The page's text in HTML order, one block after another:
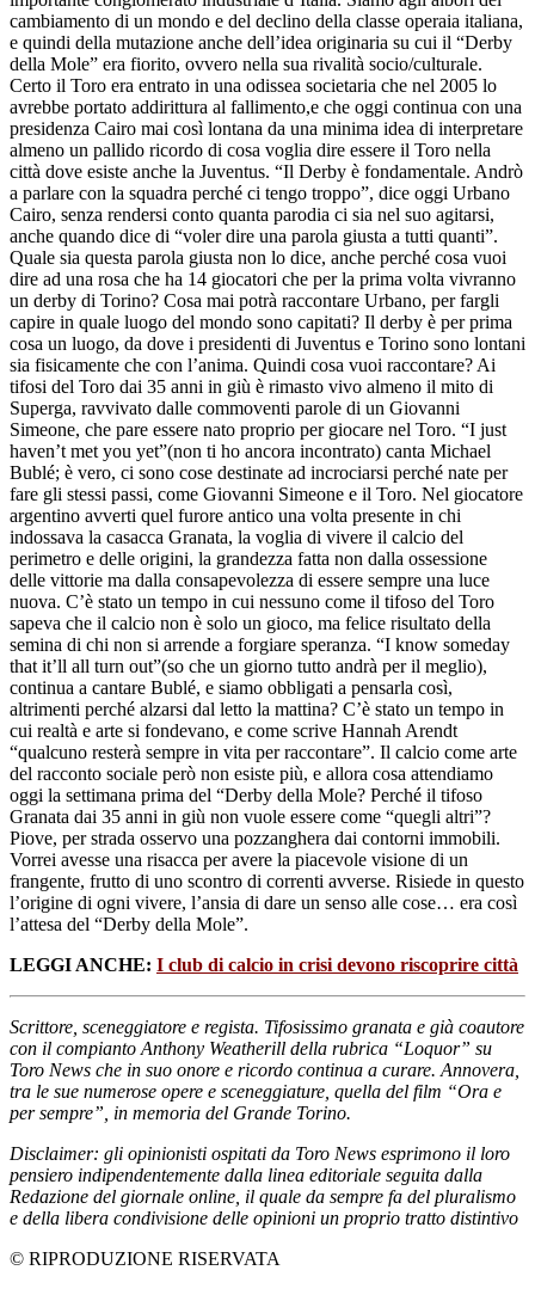
cambiamento di un mondo e del declino della classe operaia italiana,
e quindi della mutazione anche dell’idea originaria su cui il “Derby
della Mole” era fiorito, ovvero nella sua rivalità socio/culturale.
Certo il Toro era entrato in una odissea societaria che nel 2005 lo
avrebbe portato addirittura al fallimento,e che oggi continua con una
presidenza Cairo mai così lontana da una minima idea di interpretare
almeno un pallido ricordo di cosa voglia dire essere il Toro nella
città dove esiste anche la Juventus. “Il Derby è fondamentale. Andrò
a parlare con la squadra perché ci tengo troppo”, dice oggi Urbano
Cairo, senza rendersi conto quanta parodia ci sia nel suo agitarsi,
anche quando dice di “voler dire una parola giusta a tutti quanti”.
Quale sia questa parola giusta non lo dice, anche perché cosa vuoi
dire ad una rosa che ha 14 giocatori che per la prima volta vivranno
un derby di Torino? Cosa mai potrà raccontare Urbano, per fargli
capire in quale luogo del mondo sono capitati? Il derby è per prima
cosa un luogo, da dove i presidenti di Juventus e Torino sono lontani
sia fisicamente che con l’anima. Quindi cosa vuoi raccontare? Ai
tifosi del Toro dai 35 anni in giù è rimasto vivo almeno il mito di
Superga, ravvivato dalle commoventi parole di un Giovanni
Simeone, che pare essere nato proprio per giocare nel Toro. “I just
haven’t met you yet”(non ti ho ancora incontrato) canta Michael
Bublé; è vero, ci sono cose destinate ad incrociarsi perché nate per
fare gli stessi passi, come Giovanni Simeone e il Toro. Nel giocatore
argentino avverti quel furore antico una volta presente in chi
indossava la casacca Granata, la voglia di vivere il calcio del
perimetro e delle origini, la grandezza fatta non dalla ossessione
delle vittorie ma dalla consapevolezza di essere sempre una luce
nuova. C’è stato un tempo in cui nessuno come il tifoso del Toro
sapeva che il calcio non è solo un gioco, ma felice risultato della
semina di chi non si arrende a forgiare speranza. “I know someday
that it’ll all turn out”(so che un giorno tutto andrà per il meglio),
continua a cantare Bublé, e siamo obbligati a pensarla così,
altrimenti perché alzarsi dal letto la mattina? C’è stato un tempo in
cui realtà e arte si fondevano, e come scrive Hannah Arendt
“qualcuno resterà sempre in vita per raccontare”. Il calcio come arte
del racconto sociale però non esiste più, e allora cosa attendiamo
oggi la settimana prima del “Derby della Mole? Perché il tifoso
Granata dai 35 anni in giù non vuole essere come “quegli altri”?
Piove, per strada osservo una pozzanghera dai contorni immobili.
Vorrei avesse una risacca per avere la piacevole visione di un
frangente, frutto di uno scontro di correnti avverse. Risiede in questo
l’origine di ogni vivere, l’ansia di dare un senso alle cose… era così
l’attesa del “Derby della Mole”.
LEGGI ANCHE: I club di calcio in crisi devono riscoprire città
Scrittore, sceneggiatore e regista. Tifosissimo granata e già coautore
con il compianto Anthony Weatherill della rubrica “Loquor” su
Toro News che in suo onore e ricordo continua a curare. Annovera,
tra le sue numerose opere e sceneggiature, quella del film “Ora e
per sempre”, in memoria del Grande Torino.
Disclaimer: gli opinionisti ospitati da Toro News esprimono il loro
pensiero indipendentemente dalla linea editoriale seguita dalla
Redazione del giornale online, il quale da sempre fa del pluralismo
e della libera condivisione delle opinioni un proprio tratto distintivo
© RIPRODUZIONE RISERVATA